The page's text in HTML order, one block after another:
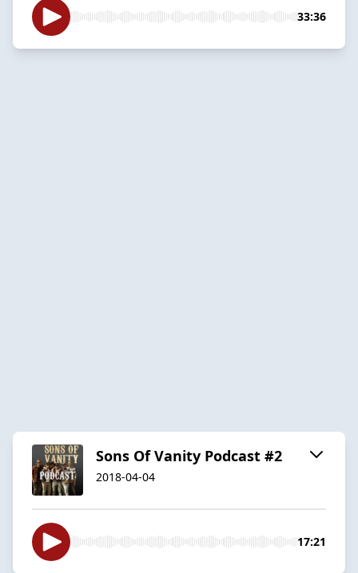
33:36
Sons Of Vanity Podcast #2
2018-04-04
17:21